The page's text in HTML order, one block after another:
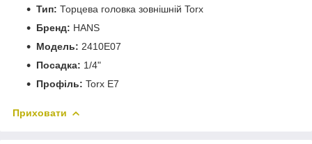
Тип: Торцева головка зовнішній Torx
Бренд: HANS
Модель: 2410E07
Посадка: 1/4"
Профіль: Torx E7
Приховати